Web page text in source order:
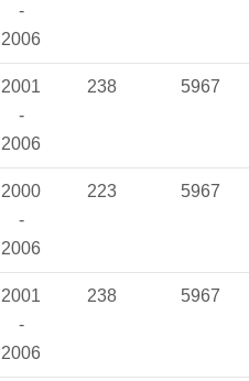
-
2006
2001
-
2006
238 5967
2000
-
2006
223 5967
2001
-
2006
238 5967